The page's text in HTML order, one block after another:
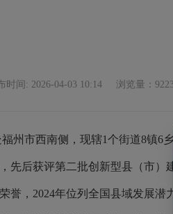
时间: 2026-04-03 10:14 浏览量：9223
市西南侧，现辖1个街道8镇6乡
先后获评第二批创新型县（市
誉，2024年位列全国县域发展